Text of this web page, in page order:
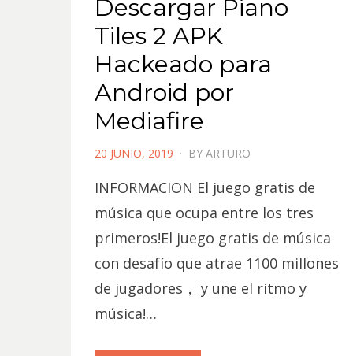
Descargar Piano
Tiles 2 APK
Hackeado para
Android por
Mediafire
POSTED
20 JUNIO, 2019 BY ARTURO
INFORMACION El juego gratis de
música que ocupa entre los tres
primeros!El juego gratis de música
con desafío que atrae 1100 millones
de jugadores， y une el ritmo y
música!…